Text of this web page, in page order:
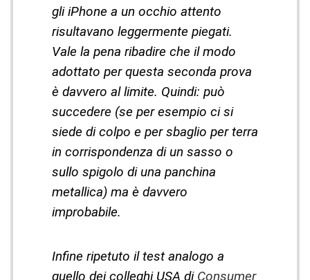
gli iPhone a un occhio attento
risultavano leggermente piegati.
Vale la pena ribadire che il modo
adottato per questa seconda prova
è davvero al limite. Quindi: può
succedere (se per esempio ci si
siede di colpo e per sbaglio per terra
in corrispondenza di un sasso o
sullo spigolo di una panchina
metallica) ma è davvero
improbabile.
Infine ripetuto il test analogo a
quello dei colleghi USA di Consumer